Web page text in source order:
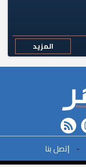
المزيد
rss feed
- ﺇﺗﺼﻞ ﺑﻨﺎ